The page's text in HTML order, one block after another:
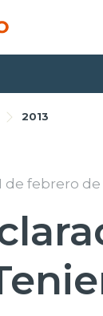
2013
de febrero de